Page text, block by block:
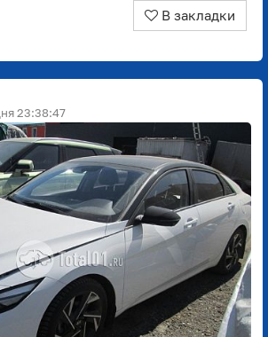
В закладки
23:38:45